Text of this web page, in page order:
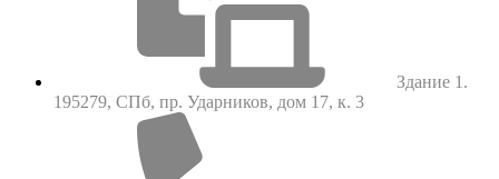
Здание 1.
195279, СПб, пр. Ударников, дом 17, к. 3